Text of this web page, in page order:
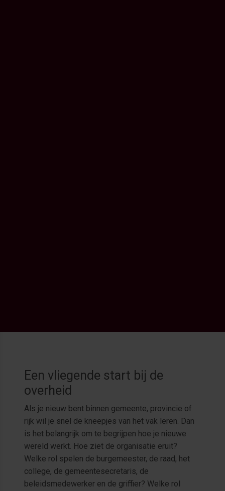
Een vliegende start bij de
overheid
Als je nieuw bent binnen gemeente, provincie of
rijk wil je snel de kneepjes van het vak leren. Dan
is het belangrijk om te begrijpen hoe je nieuwe
wereld werkt. Hoe ziet de organisatie eruit?
Welke rol spelen de burgemeester, de raad, het
college, de gemeentesecretaris, de
beleidsmedewerker en de griffier? Welke rol